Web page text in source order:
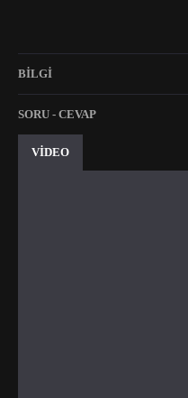
BİLGİ
SORU - CEVAP
VİDEO